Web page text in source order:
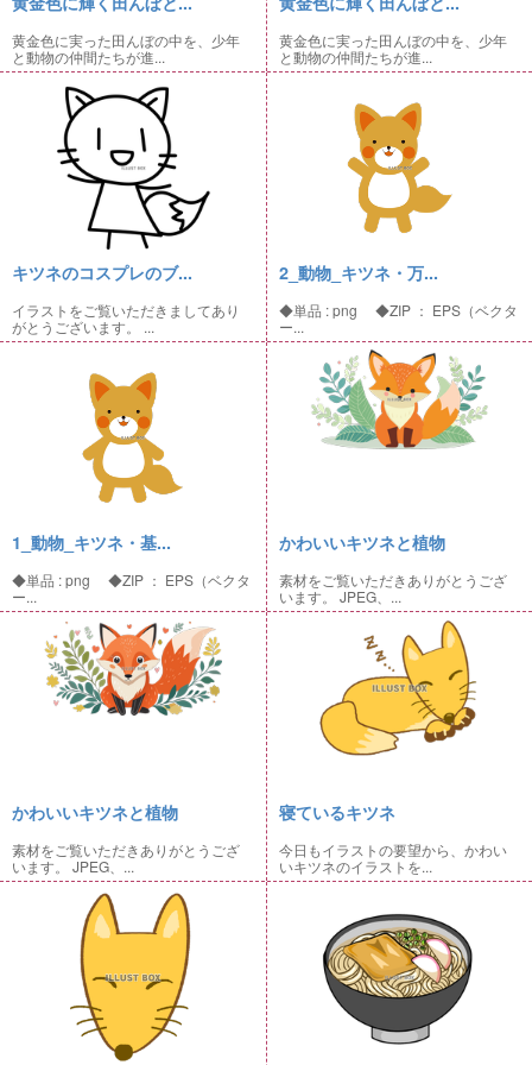
黄金色に実った田んぼの中を、少年
と動物の仲間たちが進...
黄金色に実った田んぼの中を、少年
と動物の仲間たちが進...
キツネのコスプレのブ...
イラストをご覧いただきましてあり
がとうございます。 ...
2_動物_キツネ・万...
◆単品 : png ◆ZIP ： EPS（ベクタ
ー...
1_動物_キツネ・基...
◆単品 : png ◆ZIP ： EPS（ベクタ
ー...
かわいいキツネと植物
素材をご覧いただきありがとうござ
います。 JPEG、...
かわいいキツネと植物
素材をご覧いただきありがとうござ
います。 JPEG、...
寝ているキツネ
今日もイラストの要望から、かわい
いキツネのイラストを...